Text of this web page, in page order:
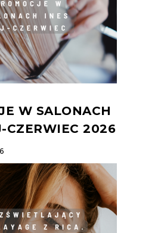
W SALONACH
CZERWIEC 2026